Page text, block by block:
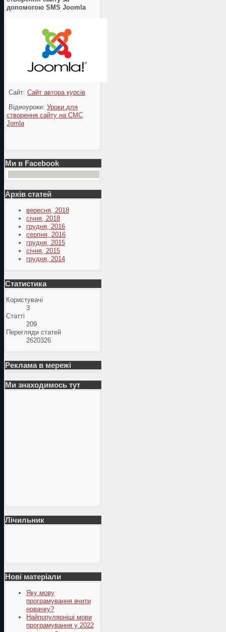
допомогою SMS Joomla
Сайт: Сайт автора курсів
Відеоуроки: Уроки для
створення сайту на СМС
Jomla
Ми в Facebook
Архів статей
вересня, 2018
січня, 2018
грудня, 2016
серпня, 2016
грудня, 2015
січня, 2015
грудня, 2014
Статистика
Користувачі
3
Статті
209
Перегляди статей
2620326
Реклама в мережі
Ми знаходимось тут
Лічильник
Нові матеріали
Яку мову
програмування вчити
новачку?
Найпопулярніші мови
програмування у 2022